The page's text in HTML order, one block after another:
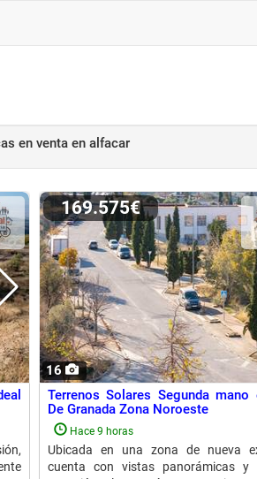
en venta en alfacar
16
169.575€
Terrenos Solares Segunda mano
De Granada Zona Noroeste
Hace 9 horas
Ubicada en una zona de nueva
cuenta con vistas panorámicas y